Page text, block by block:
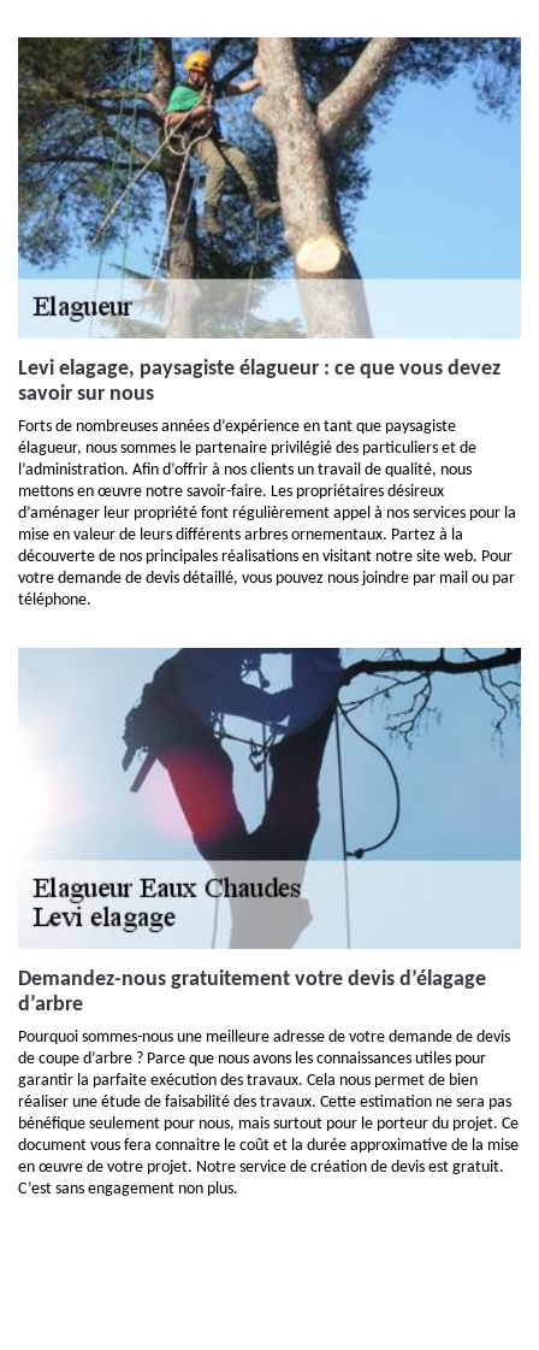
Levi elagage, paysagiste élagueur : ce que vous devez
savoir sur nous
Forts de nombreuses années d’expérience en tant que paysagiste
élagueur, nous sommes le partenaire privilégié des particuliers et de
l’administration. Afin d’offrir à nos clients un travail de qualité, nous
mettons en œuvre notre savoir-faire. Les propriétaires désireux
d’aménager leur propriété font régulièrement appel à nos services pour la
mise en valeur de leurs différents arbres ornementaux. Partez à la
découverte de nos principales réalisations en visitant notre site web. Pour
votre demande de devis détaillé, vous pouvez nous joindre par mail ou par
téléphone.
Demandez-nous gratuitement votre devis d’élagage
d’arbre
Pourquoi sommes-nous une meilleure adresse de votre demande de devis
de coupe d’arbre ? Parce que nous avons les connaissances utiles pour
garantir la parfaite exécution des travaux. Cela nous permet de bien
réaliser une étude de faisabilité des travaux. Cette estimation ne sera pas
bénéfique seulement pour nous, mais surtout pour le porteur du projet. Ce
document vous fera connaitre le coût et la durée approximative de la mise
en œuvre de votre projet. Notre service de création de devis est gratuit.
C’est sans engagement non plus.